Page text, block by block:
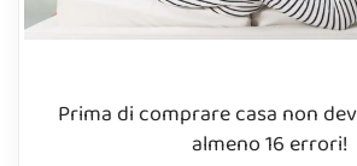
Prima di comprare casa non
almeno 16 errori!